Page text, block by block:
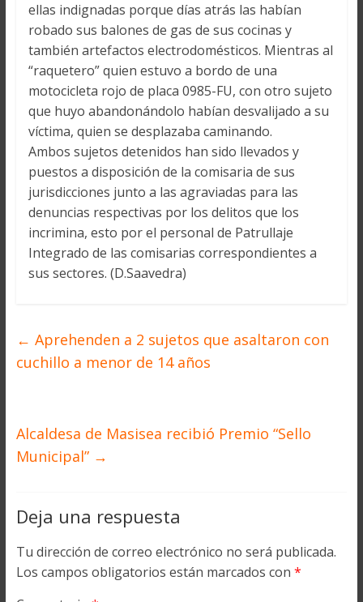
ellas indignadas porque días atrás las habían
robado sus balones de gas de sus cocinas y
también artefactos electrodomésticos. Mientras al
“raquetero” quien estuvo a bordo de una
motocicleta rojo de placa 0985-FU, con otro sujeto
que huyo abandonándolo habían desvalijado a su
víctima, quien se desplazaba caminando.
Ambos sujetos detenidos han sido llevados y
puestos a disposición de la comisaria de sus
jurisdicciones junto a las agraviadas para las
denuncias respectivas por los delitos que los
incrimina, esto por el personal de Patrullaje
Integrado de las comisarias correspondientes a
sus sectores. (D.Saavedra)
← Aprehenden a 2 sujetos que asaltaron con
cuchillo a menor de 14 años
Alcaldesa de Masisea recibió Premio “Sello
Municipal” →
Deja una respuesta
Tu dirección de correo electrónico no será publicada.
Los campos obligatorios están marcados con *